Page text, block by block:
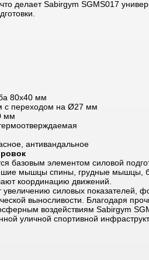
делает Sabirgym SGMS017
80х40 мм
с переходом на Ø27 мм
мм
антивандальное
базовым элементом силовой
мышцы спины, грудные мышцы,
координацию движений.
увеличению силовых показателей,
выносливости. Благодаря
воздействиям Sabirgym
уличной спортивной